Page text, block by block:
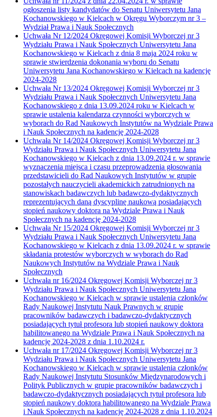
ogłoszenia listy kandydatów do Senatu Uniwersytetu Jana
Kochanowskiego w Kielcach w Okręgu Wyborczym nr 3 –
Wydział Prawa i Nauk Społecznych
Uchwała Nr 12/2024 Okręgowej Komisji Wyborczej nr 3
Wydziału Prawa i Nauk Społecznych Uniwersytetu Jana
Kochanowskiego w Kielcach z dnia 8 maja 2024 roku w
sprawie stwierdzenia dokonania wyboru do Senatu
Uniwersytetu Jana Kochanowskiego w Kielcach na kadencję
2024-2028
Uchwała Nr 13/2024 Okręgowej Komisji Wyborczej nr 3
Wydziału Prawa i Nauk Społecznych Uniwersytetu Jana
Kochanowskiego z dnia 13.09.2024 roku w Kielcach w
sprawie ustalenia kalendarza czynności wyborczych w
wyborach do Rad Naukowych Instytutów na Wydziale Prawa
i Nauk Społecznych na kadencję 2024-2028
Uchwała Nr 14/2024 Okręgowej Komisji Wyborczej nr 3
Wydziału Prawa i Nauk Społecznych Uniwersytetu Jana
Kochanowskiego w Kielcach z dnia 13.09.2024 r. w sprawie
wyznaczenia miejsca i czasu przeprowadzenia głosowania
przedstawicieli do Rad Naukowych Instytutów w grupie
pozostałych nauczycieli akademickich zatrudnionych na
stanowiskach badawczych lub badawczo-dydaktycznych
reprezentujących daną dyscyplinę naukową posiadających
stopień naukowy doktora na Wydziale Prawa i Nauk
Społecznych na kadencję 2024-2028
Uchwała Nr 15/2024 Okręgowej Komisji Wyborczej nr 3
Wydziału Prawa i Nauk Społecznych Uniwersytetu Jana
Kochanowskiego w Kielcach z dnia 13.09.2024 r. w sprawie
składania protestów wyborczych w wyborach do Rad
Naukowych Instytutów na Wydziale Prawa i Nauk
Społecznych
Uchwała nr 16/2024 Okręgowej Komisji Wyborczej nr 3
Wydziału Prawa i Nauk Społecznych Uniwersytetu Jana
Kochanowskiego w Kielcach w sprawie ustalenia członków
Rady Naukowej Instytutu Nauk Prawnych w grupie
pracowników badawczych i badawczo-dydaktycznych
posiadających tytuł profesora lub stopień naukowy doktora
habilitowanego na Wydziale Prawa i Nauk Społecznych na
kadencję 2024-2028 z dnia 1.10.2024 r.
Uchwała nr 17/2024 Okręgowej Komisji Wyborczej nr 3
Wydziału Prawa i Nauk Społecznych Uniwersytetu Jana
Kochanowskiego w Kielcach w sprawie ustalenia członków
Rady Naukowej Instytutu Stosunków Międzynarodowych i
Polityk Publicznych w grupie pracowników badawczych i
badawczo-dydaktycznych posiadających tytuł profesora lub
stopień naukowy doktora habilitowanego na Wydziale Prawa
i Nauk Społecznych na kadencję 2024-2028 z dnia 1.10.2024